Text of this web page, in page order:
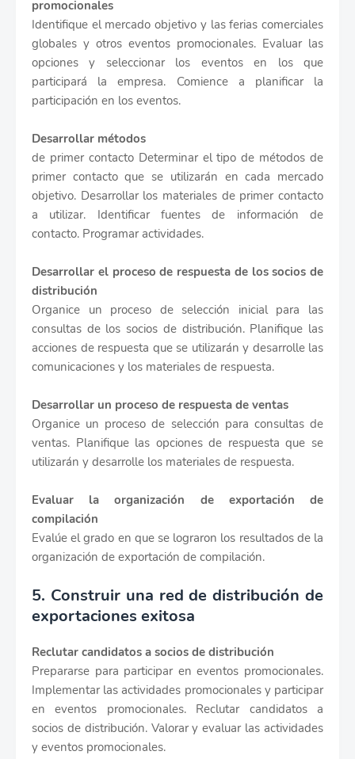
promocionales
Identifique el mercado objetivo y las ferias comerciales
globales y otros eventos promocionales. Evaluar las
opciones y seleccionar los eventos en los que
participará la empresa. Comience a planificar la
participación en los eventos.
Desarrollar métodos
de primer contacto Determinar el tipo de métodos de
primer contacto que se utilizarán en cada mercado
objetivo. Desarrollar los materiales de primer contacto
a utilizar. Identificar fuentes de información de
contacto. Programar actividades.
Desarrollar el proceso de respuesta de los socios de
distribución
Organice un proceso de selección inicial para las
consultas de los socios de distribución. Planifique las
acciones de respuesta que se utilizarán y desarrolle las
comunicaciones y los materiales de respuesta.
Desarrollar un proceso de respuesta de ventas
Organice un proceso de selección para consultas de
ventas. Planifique las opciones de respuesta que se
utilizarán y desarrolle los materiales de respuesta.
Evaluar la organización de exportación de
compilación
Evalúe el grado en que se lograron los resultados de la
organización de exportación de compilación.
5. Construir una red de distribución de
exportaciones exitosa
Reclutar candidatos a socios de distribución
Prepararse para participar en eventos promocionales.
Implementar las actividades promocionales y participar
en eventos promocionales. Reclutar candidatos a
socios de distribución. Valorar y evaluar las actividades
y eventos promocionales.